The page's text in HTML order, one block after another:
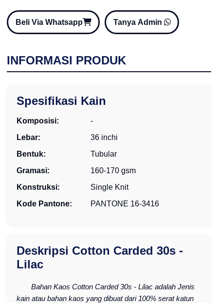
Beli Via Whatsapp Tanya Admin
INFORMASI PRODUK
Spesifikasi Kain
Komposisi:
-
Lebar:
36 inchi
Bentuk:
Tubular
Gramasi:
160-170 gsm
Konstruksi:
Single Knit
Kode Pantone:
PANTONE 16-3416
Deskripsi Cotton Carded 30s -
Lilac
Bahan Kaos Cotton Carded 30s - Lilac adalah Jenis
kain atau bahan kaos yang dibuat dari 100% serat katun